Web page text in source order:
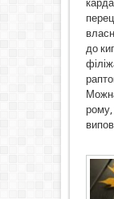
до
рому,